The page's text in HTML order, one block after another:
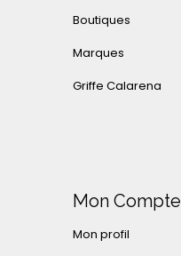
Boutiques
Marques
Griffe Calarena
Mon Compte
Mon profil